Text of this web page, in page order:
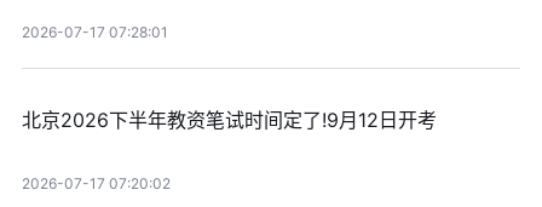
2026-07-17 07:28:01
北京2026下半年教资笔试时间定了!9月12日开考
2026-07-17 07:20:02